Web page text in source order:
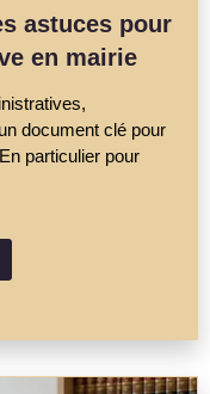
astuces pour
en mairie
document clé pour
particulier pour